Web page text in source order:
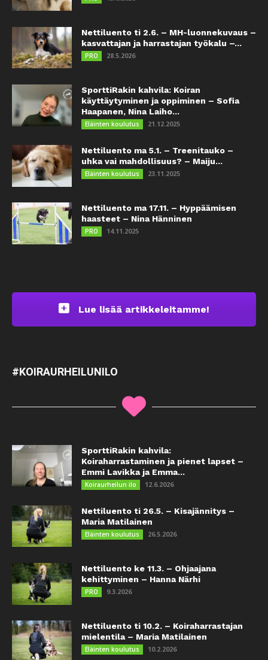
Nettiluento ti 2.6. – MH-luonnekuvaus –
kasvattajan ja harrastajan työkalu –...
PRO 28.5.2026
SporttiRakin kahvila: Koiran
käyttäytyminen ja oppiminen – Sofia
Haapanen, Nina Laiho...
Eläinten koulutus 21.12.2025
Nettiluento ma 5.1. – Treenitauko –
uhka vai mahdollisuus? – Maiju...
Eläinten koulutus 23.11.2025
Nettiluento ma 17.11. – Hyppäämisen
haasteet – Nina Hänninen
PRO 14.11.2025
Lue lisää artikkeleitamme!
#KOIRAURHEILUNILO
SporttiRakin kahvila:
Koiraharrastaminen ja pienet lapset –
Emmi Lavikka ja Emma...
Koiraurheilun ilo 12.6.2026
Nettiluento ti 26.5. – Kisajännitys –
Maria Matilainen
Eläinten koulutus 26.5.2026
Nettiluento ke 11.3. – Ohjaajana
kehittyminen – Hanna Närhi
PRO 9.3.2026
Nettiluento ti 10.2. – Koiraharrastajan
mielentila – Maria Matilainen
Eläinten koulutus 10.2.2026